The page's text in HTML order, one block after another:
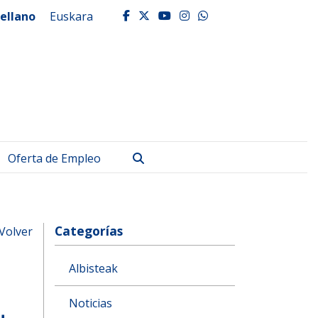
Euskara facebook
twitter
youtube
instagram
whatsapp
Oferta de Empleo
Categorías
Albisteak
Noticias